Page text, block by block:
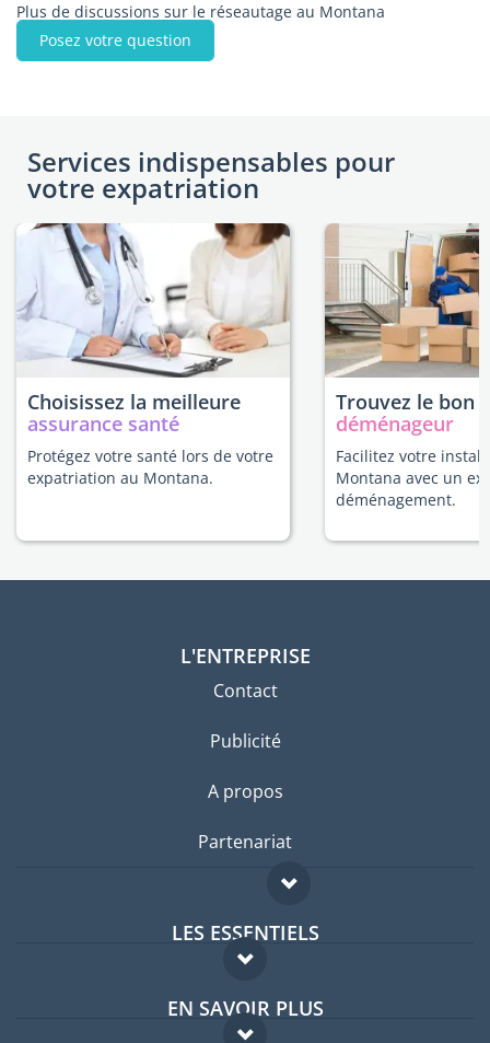
Plus de discussions sur le réseautage au Montana
Posez votre question
Services indispensables pour
votre expatriation
Choisissez la meilleure
assurance santé
Protégez votre santé lors de votre
expatriation au Montana.
Trouvez le bon
déménageur
Facilitez votre
Montana avec un
déménagement.
L'ENTREPRISE
Contact
Publicité
A propos
Partenariat
LES ESSENTIELS
Forum expatriés
Guides pays
EN SAVOIR PLUS